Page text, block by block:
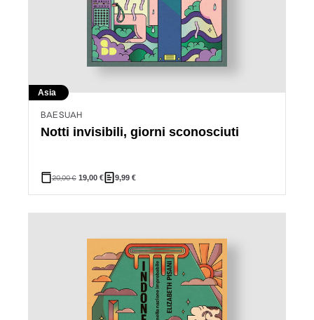
Asia
BAE SUAH
Notti invisibili, giorni sconosciuti
20,00€ 19,00 € 9,99 €